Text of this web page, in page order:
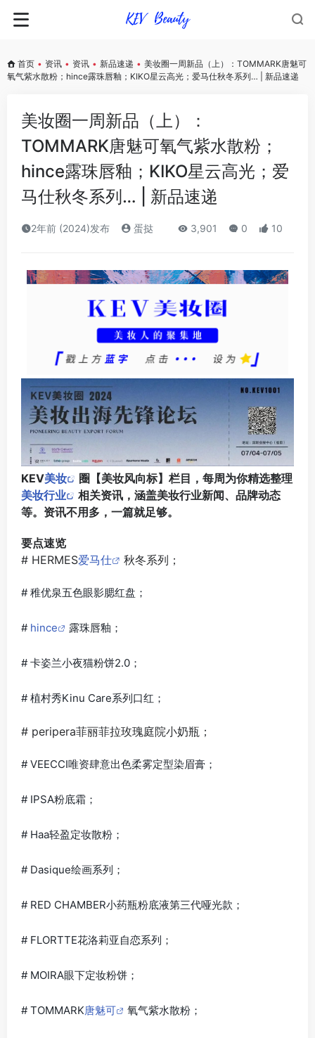
首页 • 资讯 • 资讯 • 新品速递 • 美妆圈一周新品（上）：TOMMARK唐魅可
氧气紫水散粉；hince露珠唇釉；KIKO星云高光；爱马仕秋冬系列… | 新品速递
美妆圈一周新品（上）：
TOMMARK唐魅可氧气紫水散粉；
hince露珠唇釉；KIKO星云高光；爱
马仕秋冬系列… | 新品速递
2年前 (2024)发布 蛋挞 3,901 0 10
KEV美妆
圈【美妆风向标】栏目，每周为你精选整理
美妆行业
相关资讯，涵盖美妆行业新闻、品牌动态
等。资讯不用多，一篇就足够。
要点速览
# HERMES爱马仕 秋冬系列；
# 稚优泉五色眼影腮红盘；
# hince 露珠唇釉；
# 卡姿兰小夜猫粉饼2.0；
# 植村秀Kinu Care系列口红；
# peripera菲丽菲拉玫瑰庭院小奶瓶；
# VEECCI唯资肆意出色柔雾定型染眉膏；
# IPSA粉底霜；
# Haa轻盈定妆散粉；
# Dasique绘画系列；
# RED CHAMBER小药瓶粉底液第三代哑光款；
# FLORTTE花洛莉亚自恋系列；
# MOIRA眼下定妆粉饼；
# TOMMARK唐魅可 氧气紫水散粉；